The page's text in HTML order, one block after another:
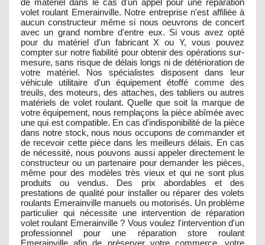
volet roulant Emerainville. Notre entreprise n'est affiliée à
aucun constructeur même si nous oeuvrons de concert
avec un grand nombre d'entre eux. Si vous avez opté
pour du matériel d'un fabricant X ou Y, vous pouvez
compter sur notre fiabilité pour obtenir des opérations sur-
mesure, sans risque de délais longs ni de détérioration de
votre matériel. Nos spécialistes disposent dans leur
véhicule utilitaire d'un équipement étoffé comme des
treuils, des moteurs, des attaches, des tabliers ou autres
matériels de volet roulant. Quelle que soit la marque de
votre équipement, nous remplaçons la pièce abîmée avec
une qui est compatible. En cas d'indisponibilité de la pièce
dans notre stock, nous nous occupons de commander et
de recevoir cette pièce dans les meilleurs délais. En cas
de nécessité, nous pouvons aussi appeler directement le
constructeur ou un partenaire pour demander les pièces,
même pour des modèles très vieux et qui ne sont plus
produits ou vendus. Des prix abordables et des
prestations de qualité pour installer ou réparer des volets
roulants Emerainville manuels ou motorisés. Un problème
particulier qui nécessite une intervention de réparation
volet roulant Emerainville ? Vous voulez l'intervention d'un
professionnel pour une réparation store roulant
Emerainville afin de préserver votre commerce, votre